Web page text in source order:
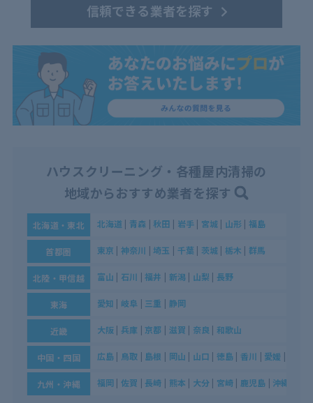
信頼できる業者を探す
ハウスクリーニング・各種屋内清掃の
地域からおすすめ業者を探す
北海道・東北 北海道 | 青森 | 秋田 | 岩手| 宮城| 山形|福島
首都圏 東京 |神奈川 | 埼玉 | 千葉| 茨城| 栃木 |群馬
北陸・甲信越 富山 | 石川 |福井 | 新潟| 山梨 | 長野
東海 愛知 | 岐阜 | 三重 | 静岡
近畿 大阪| 兵庫 |京都 | 滋賀 | 奈良 | 和歌山
中国・四国 広島| 鳥取 | 島根 | 岡山 | 山口 | 徳島|香川 | 愛媛 |
九州・沖縄 福岡|佐賀 | 長崎 | 熊本 | 大分| 宮崎| 鹿児島 | 沖縄